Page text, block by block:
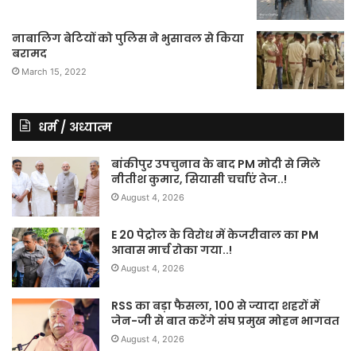
नाबालिग बेटियों को पुलिस ने भुसावल से किया
बरामद
March 15, 2022
धर्म / अध्यात्म
बांकीपुर उपचुनाव के बाद PM मोदी से मिले
नीतीश कुमार, सियासी चर्चाएं तेज..!
August 4, 2026
E 20 पेट्रोल के विरोध में केजरीवाल का PM
आवास मार्च रोका गया..!
August 4, 2026
RSS का बड़ा फैसला, 100 से ज्यादा शहरों में
जेन-जी से बात करेंगे संघ प्रमुख मोहन भागवत
August 4, 2026